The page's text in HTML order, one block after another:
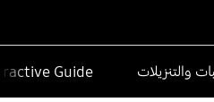
والتنزيلات Guide